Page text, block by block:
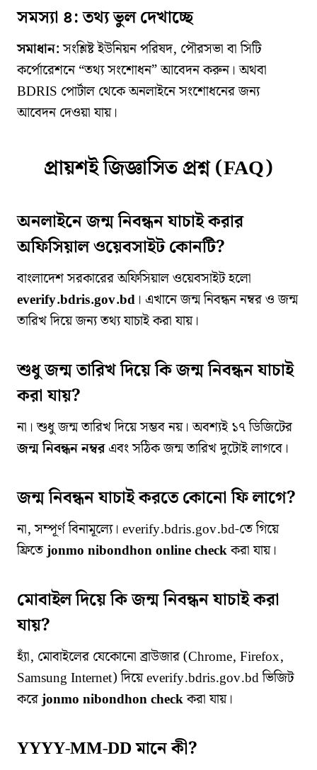
সমস্যা ৪: তথ্য ভুল দেখাচ্ছে
সমাধান:সংশ্লিষ্ট ইউনিয়ন পরিষদ, পৌরসভা বা সিটি
কর্পোরেশনে “তথ্য সংশোধন” আবেদন করুন। অথবা
BDRIS পোর্টাল থেকে অনলাইনে সংশোধনের জন্য
আবেদন দেওয়া যায়।
প্রায়শই জিজ্ঞাসিত প্রশ্ন (FAQ)
অনলাইনে জন্ম নিবন্ধন যাচাই করার
অফিসিয়াল ওয়েবসাইট কোনটি?
বাংলাদেশ সরকারের অফিসিয়াল ওয়েবসাইট হলো
everify.bdris.gov.bd। এখানে জন্ম নিবন্ধন নম্বর ও জন্ম
তারিখ দিয়ে জন্য তথ্য যাচাই করা যায়।
শুধু জন্ম তারিখ দিয়ে কি জন্ম নিবন্ধন যাচাই
করা যায়?
না। শুধু জন্ম তারিখ দিয়ে সম্ভব নয়। অবশ্যই ১৭ ডিজিটের
জন্ম নিবন্ধন নম্বরএবং সঠিক জন্ম তারিখ দুটোই লাগবে।
জন্ম নিবন্ধন যাচাই করতে কোনো ফি লাগে?
না, সম্পূর্ণ বিনামূল্যে। everify.bdris.gov.bd-তে গিয়ে
ফ্রিতেjonmo nibondhon online checkকরা যায়।
মোবাইল দিয়ে কি জন্ম নিবন্ধন যাচাই করা
যায়?
হ্যাঁ, মোবাইলের যেকোনো ব্রাউজার (Chrome, Firefox,
Samsung Internet) দিয়ে everify.bdris.gov.bd ভিজিট
করেjonmo nibondhon checkকরা যায়।
YYYY-MM-DD মানে কী?